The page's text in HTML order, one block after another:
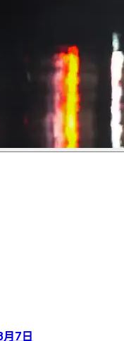
7日